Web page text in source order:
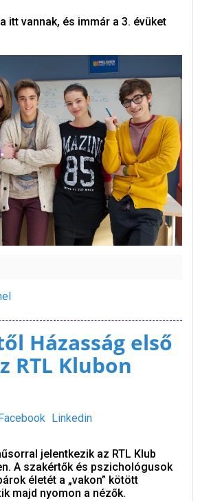
itt vannak, és immár a 3. évüket
Házasság első
RTL Klubon
Facebook Linkedin
jelentkezik az RTL Klub
A szakértők és pszichológusok
életét a „vakon” kötött
majd nyomon a nézők.